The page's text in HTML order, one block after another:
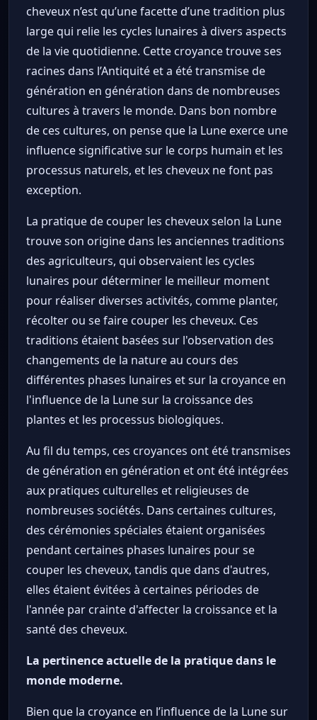
cheveux n’est qu’une facette d’une tradition plus
large qui relie les cycles lunaires à divers aspects
de la vie quotidienne. Cette croyance trouve ses
racines dans l’Antiquité et a été transmise de
génération en génération dans de nombreuses
cultures à travers le monde. Dans bon nombre
de ces cultures, on pense que la Lune exerce une
influence significative sur le corps humain et les
processus naturels, et les cheveux ne font pas
exception.
La pratique de couper les cheveux selon la Lune
trouve son origine dans les anciennes traditions
des agriculteurs, qui observaient les cycles
lunaires pour déterminer le meilleur moment
pour réaliser diverses activités, comme planter,
récolter ou se faire couper les cheveux. Ces
traditions étaient basées sur l'observation des
changements de la nature au cours des
différentes phases lunaires et sur la croyance en
l'influence de la Lune sur la croissance des
plantes et les processus biologiques.
Au fil du temps, ces croyances ont été transmises
de génération en génération et ont été intégrées
aux pratiques culturelles et religieuses de
nombreuses sociétés. Dans certaines cultures,
des cérémonies spéciales étaient organisées
pendant certaines phases lunaires pour se
couper les cheveux, tandis que dans d'autres,
elles étaient évitées à certaines périodes de
l'année par crainte d'affecter la croissance et la
santé des cheveux.
La pertinence actuelle de la pratique dans le
monde moderne.
Bien que la croyance en l’influence de la Lune sur